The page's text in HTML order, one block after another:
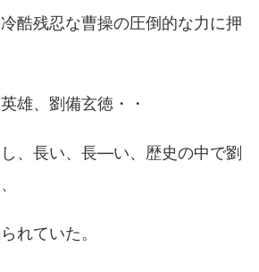
酷残忍な曹操の圧倒的な力に押
雄、劉備玄徳・・
、長い、長―い、歴史の中で劉
れていた。